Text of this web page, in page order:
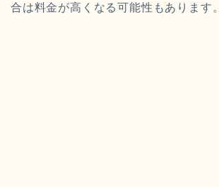
合は料金が高くなる可能性もあります。